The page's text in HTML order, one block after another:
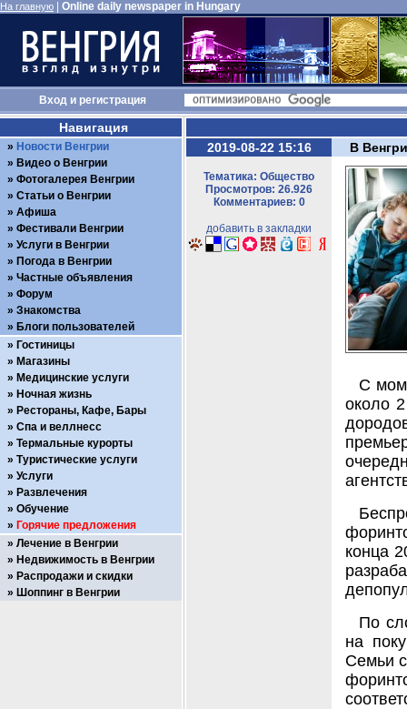
На главную Online daily newspaper in Hungary
Входи регистрация
2019-08-22 15:16
Тематика: Общество
Просмотров: 26.926
Комментариев: 0
добавить в закладки
В
С
около
конца
По
на
Семьи
Навигация
Новости Венгрии
Видео о Венгрии
Фотогалерея Венгрии
Статьи о Венгрии
Афиша
Фестивали Венгрии
Услуги в Венгрии
Погода в Венгрии
Частные объявления
Форум
Знакомства
Блоги пользователей
Гостиницы
Магазины
Медицинские услуги
Ночная жизнь
Рестораны, Кафе, Бары
Спа и веллнесс
Термальные курорты
Туристические услуги
Услуги
Развлечения
Обучение
Горячие предложения
Лечение в Венгрии
Недвижимость в Венгрии
Распродажи и скидки
Шоппинг в Венгрии